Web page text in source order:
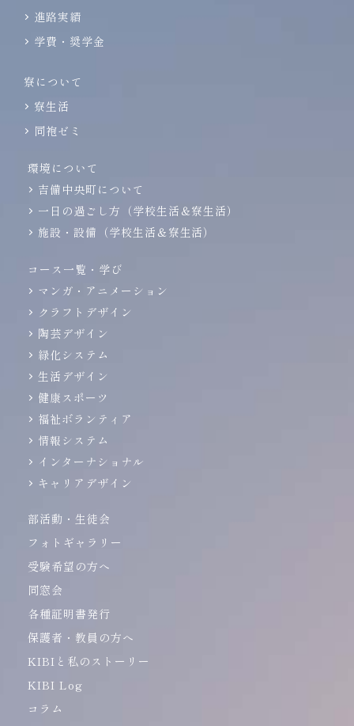
進路実績
学費・奨学金
寮について
寮生活
同袍ゼミ
環境について
吉備中央町について
一日の過ごし方（学校生活＆寮生活）
施設・設備（学校生活＆寮生活）
コース一覧・学び
マンガ・アニメーション
クラフトデザイン
陶芸デザイン
緑化システム
生活デザイン
健康スポーツ
福祉ボランティア
情報システム
インターナショナル
キャリアデザイン
部活動・生徒会
フォトギャラリー
受験希望の方へ
同窓会
各種証明書発行
保護者・教員の方へ
KIBIと私のストーリー
KIBI Log
コラム